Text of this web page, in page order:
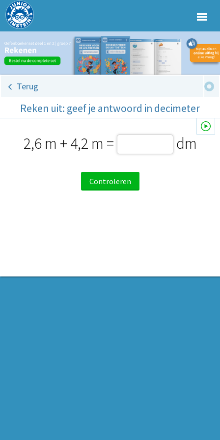
Terug
Reken uit: geef je antwoord in decimeter
2,6 m + 4,2 m = dm